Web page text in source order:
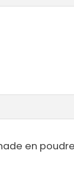
en poudre